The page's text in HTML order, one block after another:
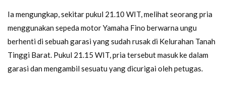
Ia mengungkap, sekitar pukul 21.10 WIT, melihat seorang pria
menggunakan sepeda motor Yamaha Fino berwarna ungu
berhenti di sebuah garasi yang sudah rusak di Kelurahan Tanah
Tinggi Barat. Pukul 21.15 WIT, pria tersebut masuk ke dalam
garasi dan mengambil sesuatu yang dicurigai oleh petugas.